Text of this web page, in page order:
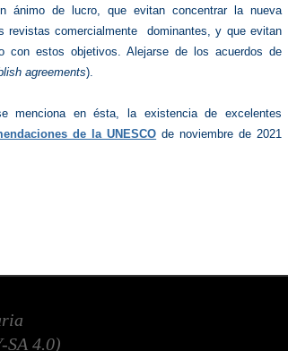
ánimo de lucro, que evitan concentrar la nueva
revistas comercialmente dominantes, y que evitan
con estos objetivos. Alejarse de los acuerdos de
agreements).
menciona en ésta, la existencia de excelentes
de la UNESCO de noviembre de 2021
SA 4.0)